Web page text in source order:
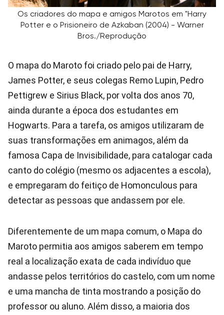
Os criadores do mapa e amigos Marotos em "Harry
Potter e o Prisioneiro de Azkaban (2004) - Warner
Bros./Reprodução
O mapa do Maroto foi criado pelo pai de Harry,
James Potter, e seus colegas Remo Lupin, Pedro
Pettigrew e Sirius Black, por volta dos anos 70,
ainda durante a época dos estudantes em
Hogwarts. Para a tarefa, os amigos utilizaram de
suas transformações em animagos, além da
famosa Capa de Invisibilidade, para catalogar cada
canto do colégio (mesmo os adjacentes a escola),
e empregaram do feitiço de Homonculous para
detectar as pessoas que andassem por ele.
Diferentemente de um mapa comum, o Mapa do
Maroto permitia aos amigos saberem em tempo
real a localização exata de cada indivíduo que
andasse pelos territórios do castelo, com um nome
e uma mancha de tinta mostrando a posição do
professor ou aluno. Além disso, a maioria dos